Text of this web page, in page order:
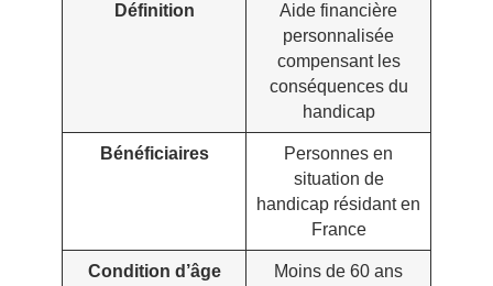
Définition
Aide financière
personnalisée
compensant les
conséquences du
handicap
Bénéficiaires
Personnes en
situation de
handicap résidant en
France
Condition d’âge
Moins de 60 ans